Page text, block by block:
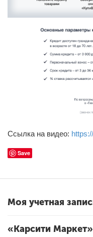
Ссылка на видео:
Save
Моя учетная
«Карсити Маркет»